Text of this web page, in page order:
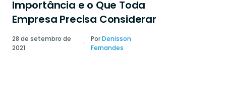
Importância e o Que Toda
Empresa Precisa Considerar
28 de setembro de
2021
PorDenisson
Fernandes